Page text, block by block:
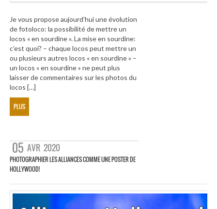
Je vous propose aujourd’hui une évolution
de fotoloco: la possibilité de mettre un
locos « en sourdine ». La mise en sourdine:
c’est quoi? – chaque locos peut mettre un
ou plusieurs autres locos « en sourdine » –
un locos « en sourdine » ne peut plus
laisser de commentaires sur les photos du
locos […]
PLUS
05 AVR 2020
PHOTOGRAPHIER LES ALLIANCES COMME UNE POSTER DE
HOLLYWOOD!